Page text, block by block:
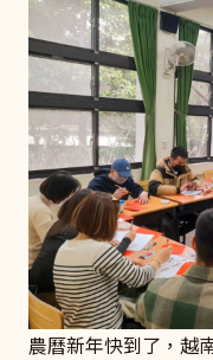
農曆新年快到了，越